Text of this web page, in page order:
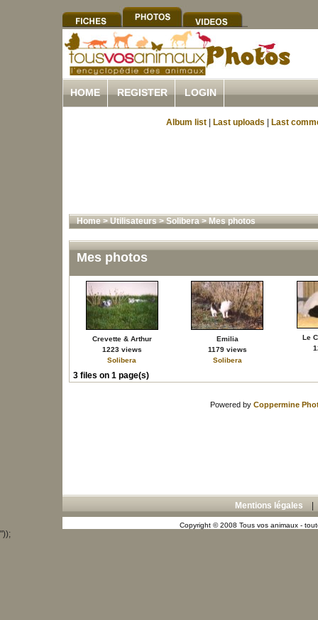
HOME REGISTER LOGIN
Album list Last uploads Last
Home>Utilisateurs>Solibera>Mes photos
Mes photos
Crevette & Arthur
1223 views
Solibera
Emilia
1179 views
Solibera
Le
3 files on 1 page(s)
Powered by Coppermine
Mentions légales
Copyright © 2008 Tous vos animaux -
"));